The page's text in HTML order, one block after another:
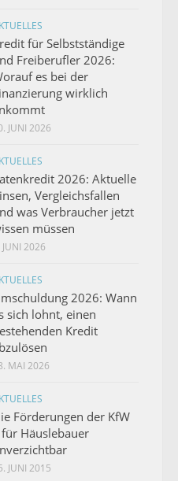
für Selbstständige
Freiberufler 2026:
es bei der
wirklich
JUNI 2026
2026: Aktuelle
Vergleichsfallen
was Verbraucher jetzt
müssen
JUNI 2026
2026: Wann
sich lohnt, einen
Kredit
MAI 2026
Förderungen der KfW
Häuslebauer
JUNI 2015